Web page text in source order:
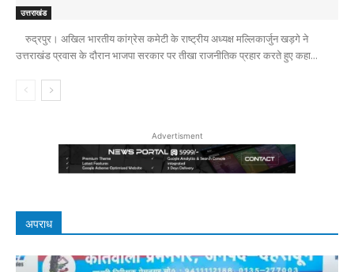
उत्तराखंड
रुद्रपुर। अखिल भारतीय कांग्रेस कमेटी के राष्ट्रीय अध्यक्ष मल्लिकार्जुन खड़गे ने
उत्तराखंड प्रवास के दौरान भाजपा सरकार पर तीखा राजनीतिक प्रहार करते हुए कहा...
Advertisment
अपराध